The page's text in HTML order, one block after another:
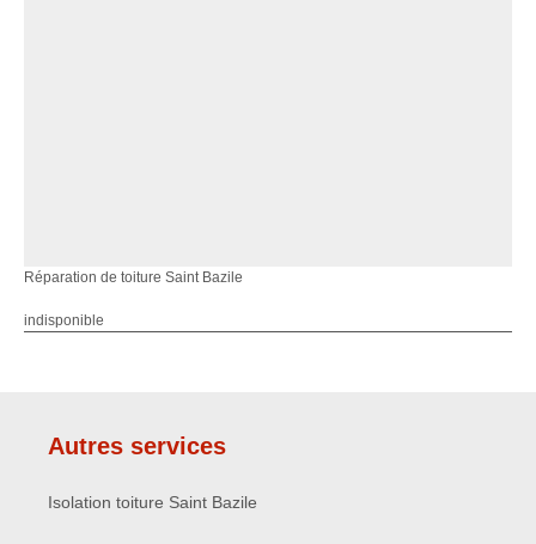
Réparation de toiture Saint Bazile
indisponible
Autres services
Isolation toiture Saint Bazile